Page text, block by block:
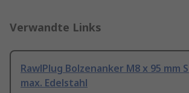
Verwandte Links
RawlPlug Bolzenanker M8 x 95 mm
max. Edelstahl